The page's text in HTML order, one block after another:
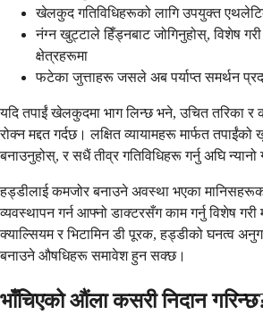
खेलकुद गतिविधिहरूको लागि उपयुक्त
नंग्न खुट्टाले हिँड्नबाट जोगिनुहोस्, विशेष गरी
क्षेत्रहरूमा
फटेका जुत्ताहरू जसले अब पर्याप्त समर्थन
यदि तपाईं खेलकुदमा भाग लिन्छ भने, उचित तरिका
रोक्न मद्दत गर्दछ। लक्षित व्यायामहरू मार्फत
बनाउनुहोस्, र सधैं तीव्र गतिविधिहरू गर्नु अघि न्यानो
हड्डीलाई कमजोर बनाउने अवस्था भएका
व्यवस्थापन गर्न आफ्नो डाक्टरसँग काम गर्नु विशेष गरी
क्याल्सियम र भिटामिन डी पूरक, हड्डीको घनत्व
बनाउने औषधिहरू समावेश हुन सक्छ।
भाँचिएको औंला कसरी निदान